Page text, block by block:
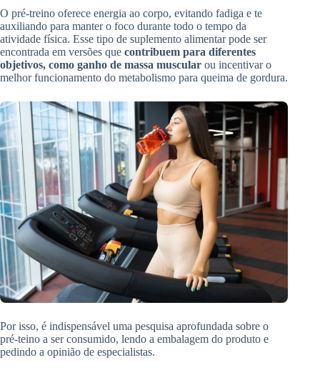
O pré-treino oferece energia ao corpo, evitando fadiga e te
auxiliando para manter o foco durante todo o tempo da
atividade física. Esse tipo de suplemento alimentar pode ser
encontrada em versões que contribuem para diferentes
objetivos, como ganho de massa muscular ou incentivar o
melhor funcionamento do metabolismo para queima de gordura.
Por isso, é indispensável uma pesquisa aprofundada sobre o
pré-teino a ser consumido, lendo a embalagem do produto e
pedindo a opinião de especialistas.